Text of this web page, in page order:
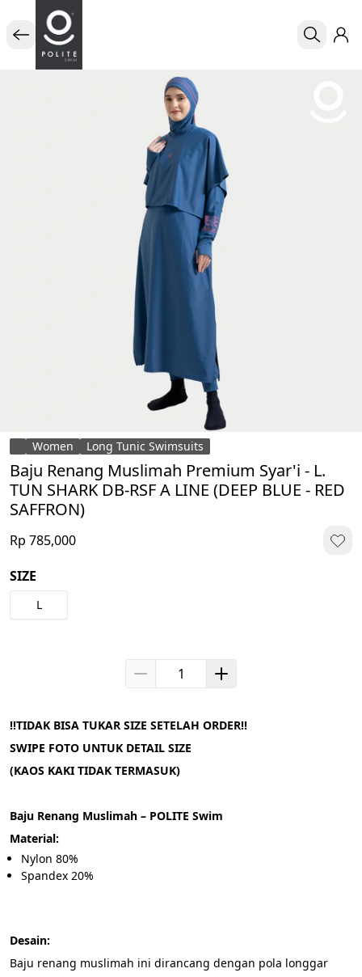
Women Long Tunic Swimsuits
Baju Renang Muslimah Premium Syar'i - L.
TUN SHARK DB-RSF A LINE (DEEP BLUE - RED
SAFFRON)
Rp 785,000
SIZE
L
!!TIDAK BISA TUKAR SIZE SETELAH ORDER!!
SWIPE FOTO UNTUK DETAIL SIZE
(KAOS KAKI TIDAK TERMASUK)
Baju Renang Muslimah – POLITE Swim
Material:
Nylon 80%
Spandex 20%
Desain:
Baju renang muslimah ini dirancang dengan pola longgar